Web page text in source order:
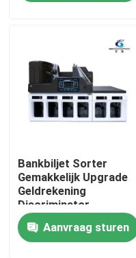
Producten
Fabriekstocht
Kwaliteitscontrole
Bankbiljet Sorter
Gemakkelijk Upgrade
Geldrekening
Discriminator
Automatische nota
Aanvraag sturen